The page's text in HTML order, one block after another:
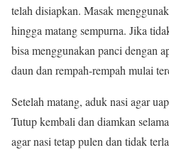
telah disiapkan. Masak
hingga matang sempurna. Jika
bisa menggunakan panci dengan
daun dan rempah-rempah mulai
Setelah matang, aduk nasi agar
Tutup kembali dan diamkan
agar nasi tetap pulen dan tidak